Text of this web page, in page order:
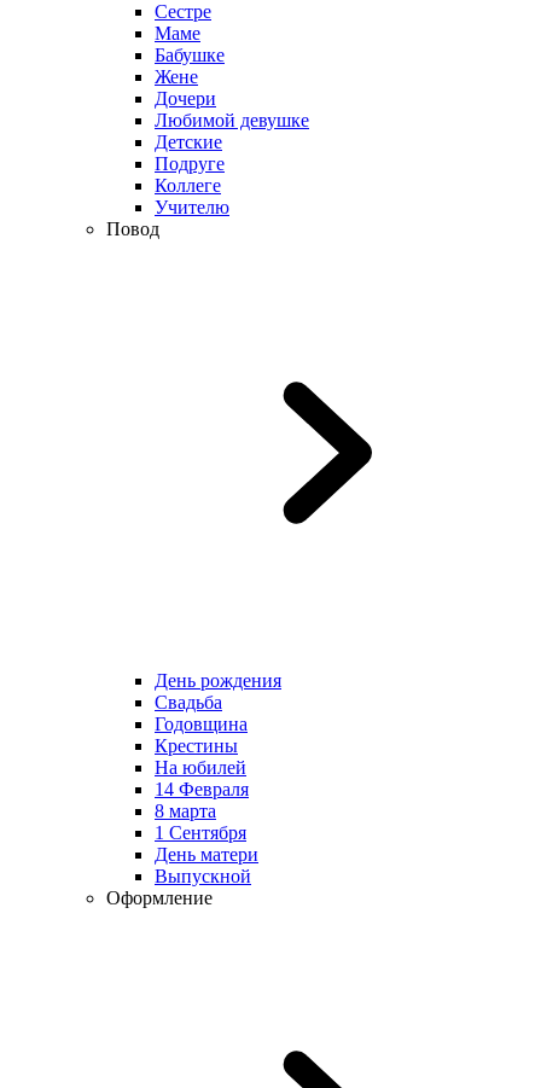
Сестре
Маме
Бабушке
Жене
Дочери
Любимой девушке
Детские
Подруге
Коллеге
Учителю
Повод
День рождения
Свадьба
Годовщина
Крестины
На юбилей
14 Февраля
8 марта
1 Сентября
День матери
Выпускной
Оформление